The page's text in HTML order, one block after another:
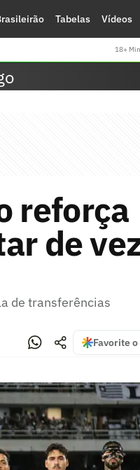
Tabelas Vídeos
18+
reforça
de
de transferências
Favorite